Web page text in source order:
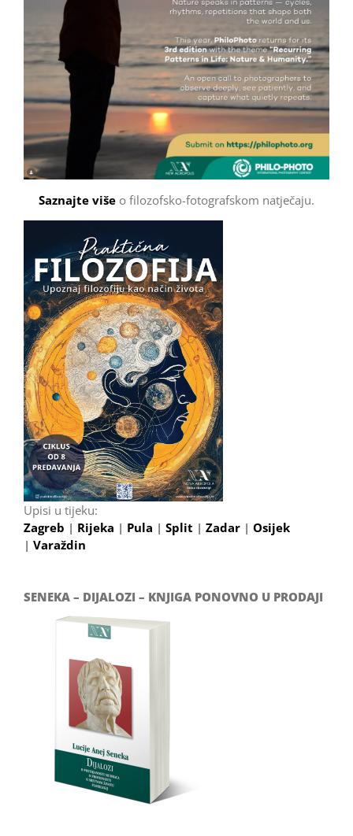
Saznajte više o filozofsko-fotografskom natječaju.
Upisi u tijeku:
Zagreb | Rijeka | Pula | Split | Zadar | Osijek
| Varaždin
SENEKA – DIJALOZI – KNJIGA PONOVNO U PRODAJI